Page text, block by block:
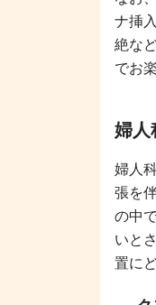
ナ挿
絶な
でお
婦人
婦人
張を
の中
いと
置に